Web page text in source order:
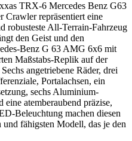
TRX-6 Mercedes Benz G63
repräsentiert eine
robusteste All-Terrain-Fahrzeug
den Geist und den
Benz G 63 AMG 6x6 mit
Maßstabs-Replik auf der
angetriebene Räder, drei
Portalachsen, ein
sechs Aluminium-
atemberaubend präzise,
Beleuchtung machen diesen
fähigsten Modell, das je den